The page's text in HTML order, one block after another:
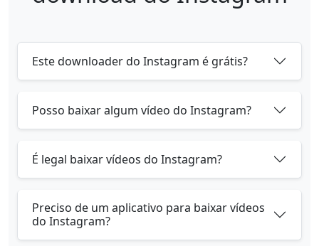
Este downloader do Instagram é grátis?
Posso baixar algum vídeo do Instagram?
É legal baixar vídeos do Instagram?
Preciso de um aplicativo para baixar vídeos
do Instagram?